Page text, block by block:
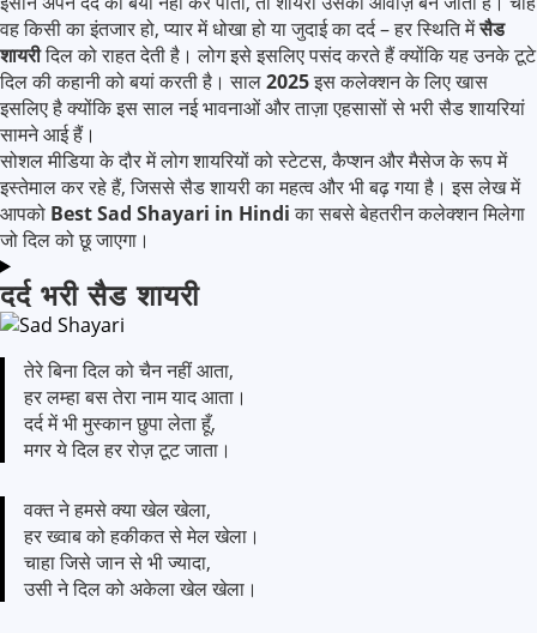
वह किसी का इंतजार हो, प्यार में धोखा हो या जुदाई का दर्द – हर स्थिति मेंसैड
शायरीदिल को राहत देती है। लोग इसे इसलिए पसंद करते हैं क्योंकि यह उनके टूटे
दिल की कहानी को बयां करती है। साल2025इस कलेक्शन के लिए खास
इसलिए है क्योंकि इस साल नई भावनाओं और ताज़ा एहसासों से भरी सैड शायरियां
सामने आई हैं।
सोशल मीडिया के दौर में लोग शायरियों को स्टेटस, कैप्शन और मैसेज के रूप में
इस्तेमाल कर रहे हैं, जिससे सैड शायरी का महत्व और भी बढ़ गया है। इस लेख में
आपको Best Sad Shayari in Hindiका सबसे बेहतरीन कलेक्शन मिलेगा
जो दिल को छू जाएगा।
दर्द भरी सैड शायरी
तेरे बिना दिल को चैन नहीं आता,
हर लम्हा बस तेरा नाम याद आता।
दर्द में भी मुस्कान छुपा लेता हूँ,
मगर ये दिल हर रोज़ टूट जाता।
वक्त ने हमसे क्या खेल खेला,
हर ख्वाब को हकीकत से मेल खेला।
चाहा जिसे जान से भी ज्यादा,
उसी ने दिल को अकेला खेल खेला।